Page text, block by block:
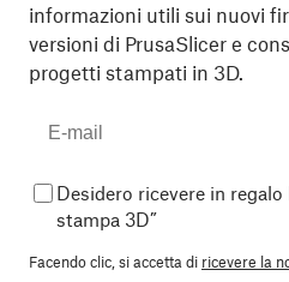
informazioni utili sui nuovi
versioni di PrusaSlicer e
progetti stampati in 3D.
Desidero ricevere in
stampa 3D”
Facendo clic, si accetta di ricevere la